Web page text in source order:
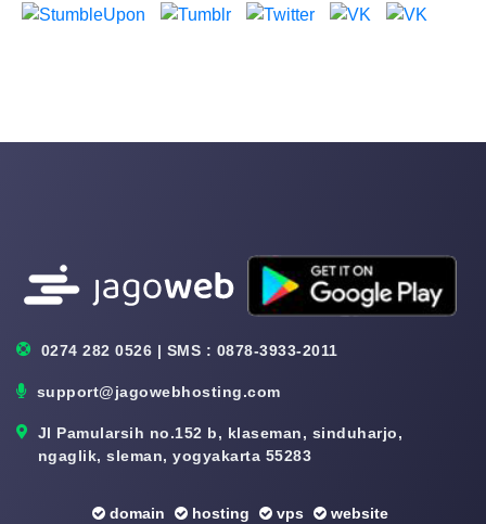
0274 282 0526 | SMS : 0878-3933-2011
support@jagowebhosting.com
Jl Pamularsih no.152 b, klaseman, sinduharjo,
ngaglik, sleman, yogyakarta 55283
domain hosting vps website